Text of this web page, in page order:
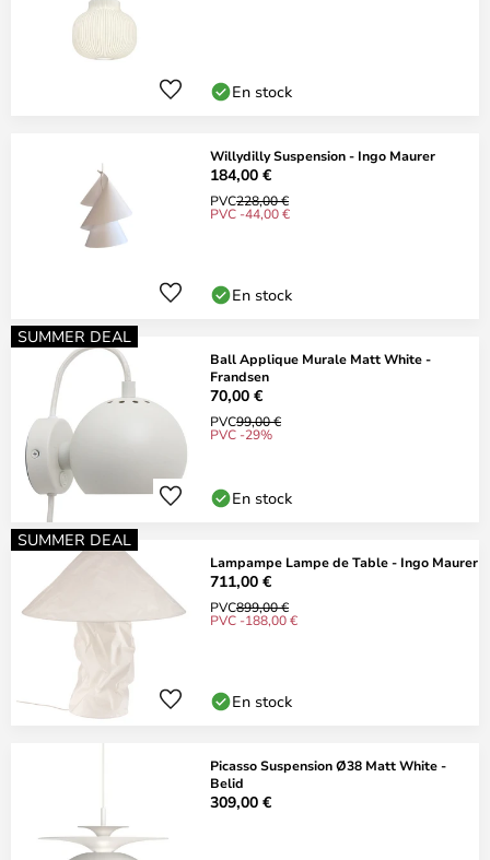
En stock
Willydilly Suspension - Ingo Maurer
184,00 €
PVC228,00 €
PVC -44,00 €
En stock
SUMMER DEAL
Ball Applique Murale Matt White -
Frandsen
70,00 €
PVC99,00 €
PVC -29%
En stock
SUMMER DEAL
Lampampe Lampe de Table - Ingo Maurer
711,00 €
PVC899,00 €
PVC -188,00 €
En stock
Picasso Suspension Ø38 Matt White -
Belid
309,00 €